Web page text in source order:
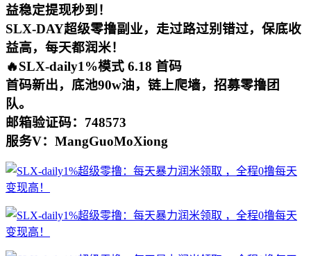
益稳定提现秒到！
SLX-DAY超级零撸副业，走过路过别错过，保底收
益高，每天都润米！
🔥SLX-daily1%模式 6.18 首码
首码新出，底池90w油，链上爬墙，招募零撸团
队。
邮箱验证码：748573
服务V：MangGuoMoXiong